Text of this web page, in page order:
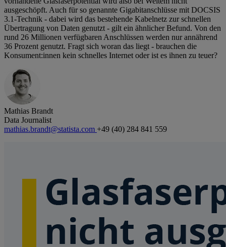
ausgeschöpft. Auch für so genannte Gigabitanschlüsse mit DOCSIS
3.1-Technik - dabei wird das bestehende Kabelnetz zur schnellen
Übertragung von Daten genutzt - gilt ein ähnlicher Befund. Von den
rund 26 Millionen verfügbaren Anschlüssen werden nur annährend
36 Prozent genutzt. Fragt sich woran das liegt - brauchen die
Konsument:innen kein schnelles Internet oder ist es ihnen zu teuer?
Mathias Brandt
Data Journalist
mathias.brandt@statista.com +49 (40) 284 841 559